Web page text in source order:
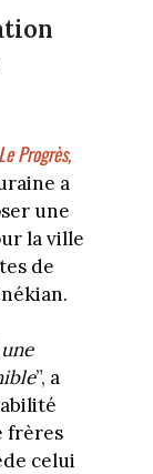
Le Progrès,
a
une
la ville
de
”, a
frères
celui